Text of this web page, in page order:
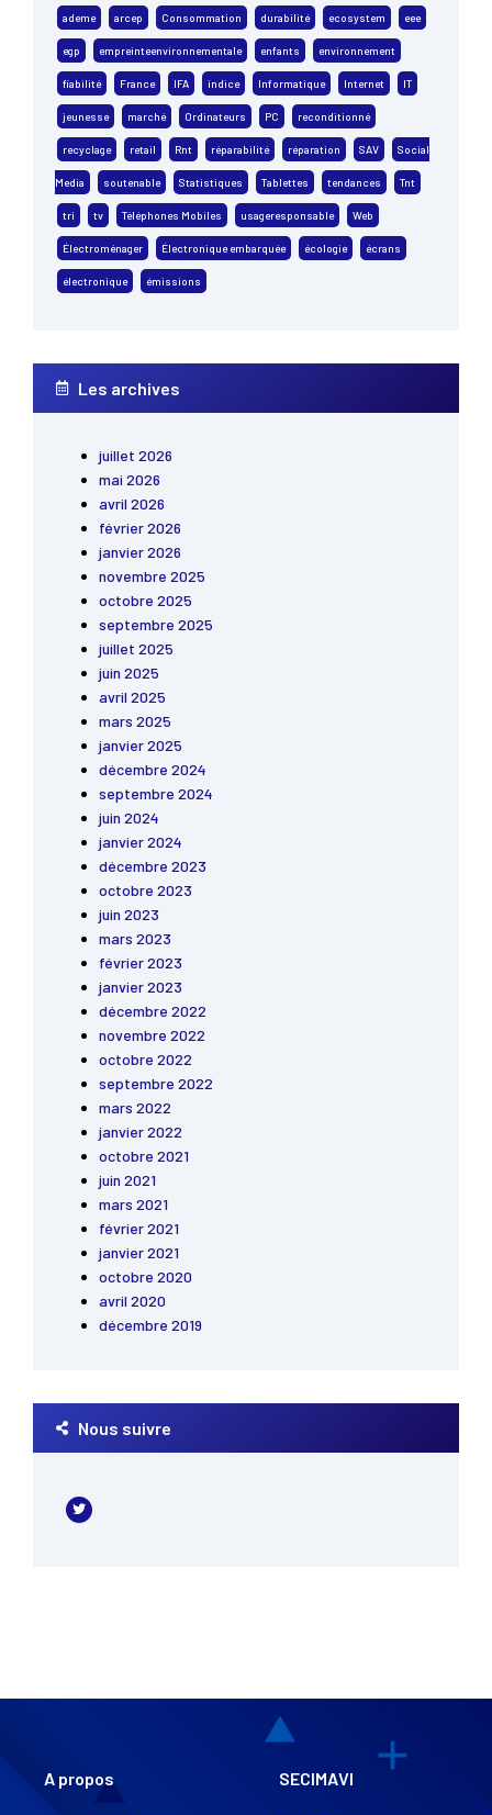
ademe arcep Consommation durabilité ecosystem eee
egp empreinteenvironnementale enfants environnement
fiabilité France IFA indice Informatique Internet IT
jeunesse marché Ordinateurs PC reconditionné
recyclage retail Rnt réparabilité réparation SAV Social
Media soutenable Statistiques Tablettes tendances Tnt
tri tv Téléphones Mobiles usageresponsable Web
Électroménager Électronique embarquée écologie écrans
électronique émissions
Les archives
juillet 2026
mai 2026
avril 2026
février 2026
janvier 2026
novembre 2025
octobre 2025
septembre 2025
juillet 2025
juin 2025
avril 2025
mars 2025
janvier 2025
décembre 2024
septembre 2024
juin 2024
janvier 2024
décembre 2023
octobre 2023
juin 2023
mars 2023
février 2023
janvier 2023
décembre 2022
novembre 2022
octobre 2022
septembre 2022
mars 2022
janvier 2022
octobre 2021
juin 2021
mars 2021
février 2021
janvier 2021
octobre 2020
avril 2020
décembre 2019
Nous suivre
A propos SECIMAVI